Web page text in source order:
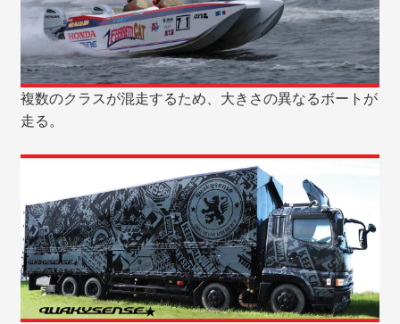
複数のクラスが混走するため、大きさの異なるボートが
走る。